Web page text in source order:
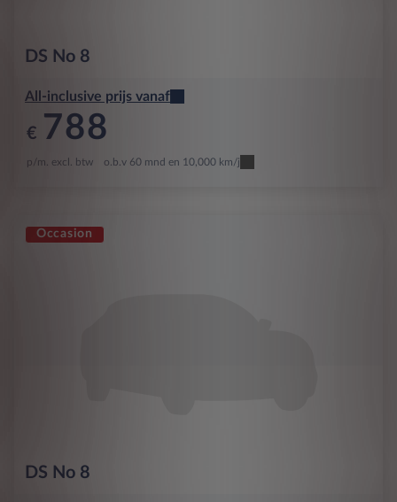
DS No 8
All-inclusive prijs vanaf
€ 788
p/m. excl. btw o.b.v 60 mnd en 10,000 km/j
Occasion
DS No 8